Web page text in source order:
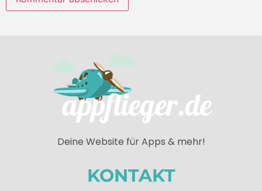
Deine Website für Apps & mehr!
KONTAKT